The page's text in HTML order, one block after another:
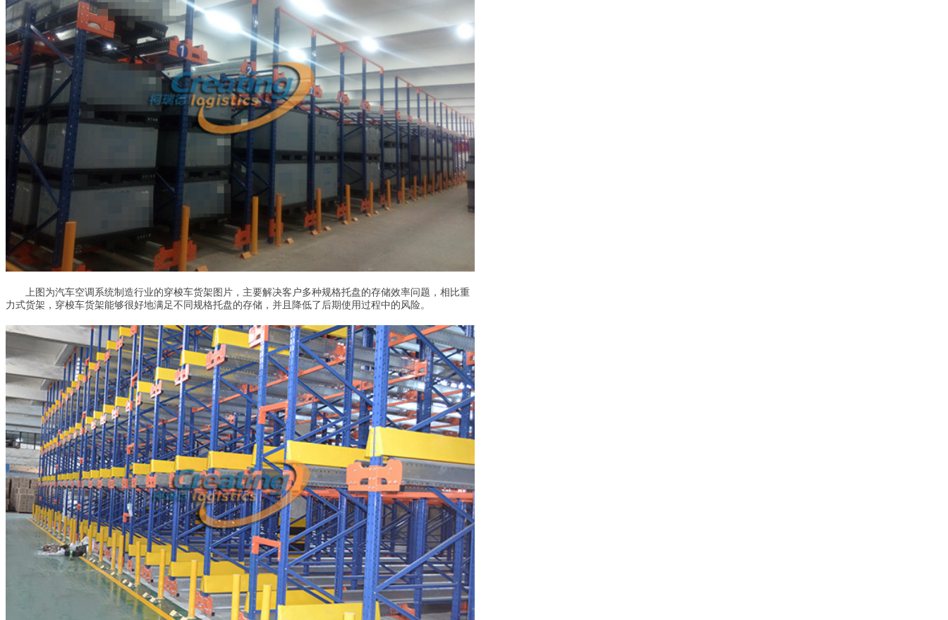
上图为汽车空调系统制造行业的穿梭车货架图片，主要解决客户多种规格托盘的存储效率问题，相比重
力式货架，穿梭车货架能够很好地满足不同规格托盘的存储，并且降低了后期使用过程中的风险。